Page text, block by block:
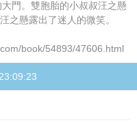
門。雙胞胎的小叔叔汪之懸
之懸露出了迷人的微笑。
book/54893/47606.html